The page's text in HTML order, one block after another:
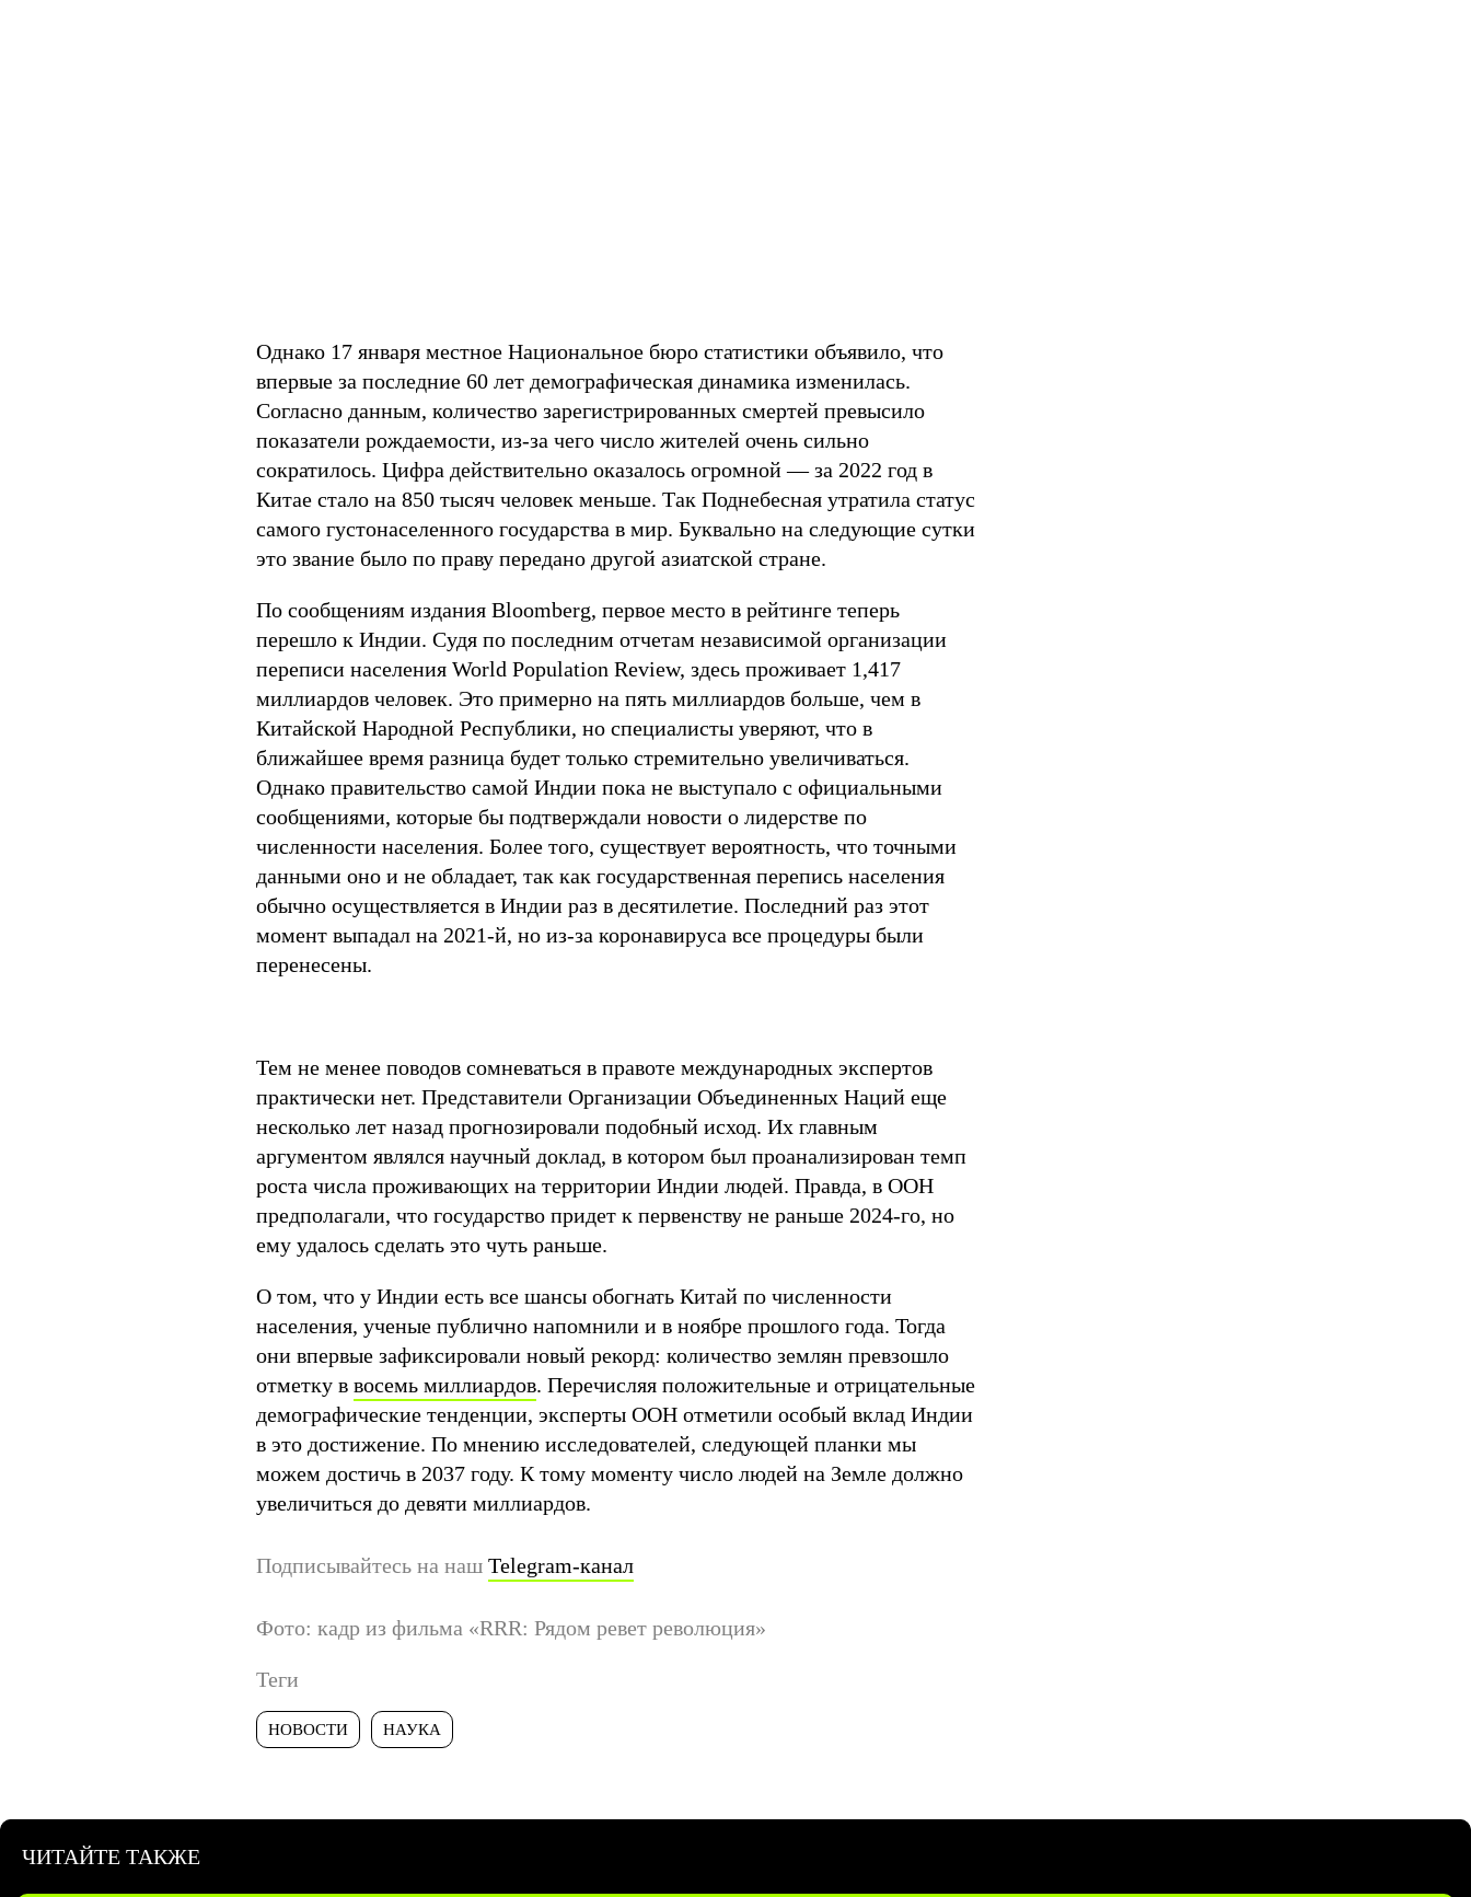
Однако 17 января местное Национальное бюро статистики объявило, что
впервые за последние 60 лет демографическая динамика изменилась.
Согласно данным, количество зарегистрированных смертей превысило
показатели рождаемости, из-за чего число жителей очень сильно
сократилось. Цифра действительно оказалось огромной — за 2022 год в
Китае стало на 850 тысяч человек меньше. Так Поднебесная утратила статус
самого густонаселенного государства в мир. Буквально на следующие сутки
это звание было по праву передано другой азиатской стране.
По сообщениям издания Bloomberg, первое место в рейтинге теперь
перешло к Индии. Судя по последним отчетам независимой организации
переписи населения World Population Review, здесь проживает 1,417
миллиардов человек. Это примерно на пять миллиардов больше, чем в
Китайской Народной Республики, но специалисты уверяют, что в
ближайшее время разница будет только стремительно увеличиваться.
Однако правительство самой Индии пока не выступало с официальными
сообщениями, которые бы подтверждали новости о лидерстве по
численности населения. Более того, существует вероятность, что точными
данными оно и не обладает, так как государственная перепись населения
обычно осуществляется в Индии раз в десятилетие. Последний раз этот
момент выпадал на 2021-й, но из-за коронавируса все процедуры были
перенесены.
Тем не менее поводов сомневаться в правоте международных экспертов
практически нет. Представители Организации Объединенных Наций еще
несколько лет назад прогнозировали подобный исход. Их главным
аргументом являлся научный доклад, в котором был проанализирован темп
роста числа проживающих на территории Индии людей. Правда, в ООН
предполагали, что государство придет к первенству не раньше 2024-го, но
ему удалось сделать это чуть раньше.
О том, что у Индии есть все шансы обогнать Китай по численности
населения, ученые публично напомнили и в ноябре прошлого года. Тогда
они впервые зафиксировали новый рекорд: количество землян превзошло
отметку в восемь миллиардов. Перечисляя положительные и отрицательные
демографические тенденции, эксперты ООН отметили особый вклад Индии
в это достижение. По мнению исследователей, следующей планки мы
можем достичь в 2037 году. К тому моменту число людей на Земле должно
увеличиться до девяти миллиардов.
Подписывайтесь на наш Telegram-канал
Фото: кадр из фильма «RRR: Рядом ревет революция»
Теги
НОВОСТИ НАУКА
ЧИТАЙТЕ ТАКЖЕ